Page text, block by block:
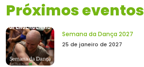
Próximos eventos
Semana da Dança 2027
25 de janeiro de 2027